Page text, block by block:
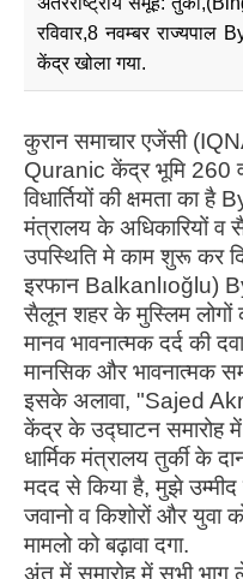
रविवार,8 नवम्बर
केंद्र खोला गया.
कुरान समाचार एजेंसी
Quranic केंद्र भूमि 260
विधार्तियों की क्षमता का
मंत्रालय के अधिकारियों व
उपस्थिति मे काम शुरू कर
इरफान Balkanlıoğlu)
सैलून शहर के मुस्लिम लोगों
मानव भावनात्मक दर्द की
मानसिक और भावनात्मक
इसके अलावा, "Sajed
केंद्र के उद्घाटन समारोह
धार्मिक मंत्रालय तुर्की के
मदद से किया है, मुझे
जवानो व किशोरों और युवा
मामलो को बढ़ावा दगा.